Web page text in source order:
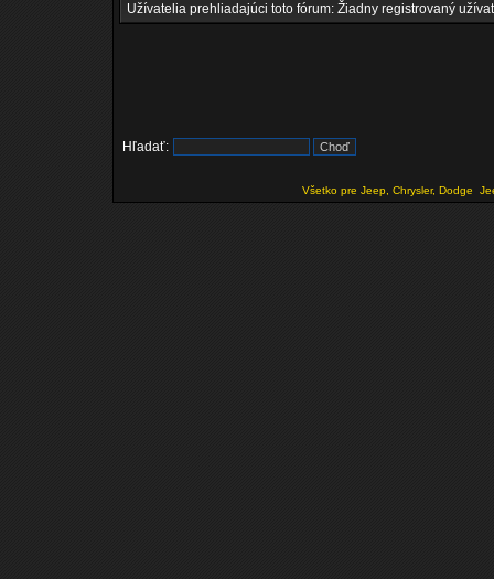
Užívatelia prehliadajúci toto fórum: Žiadny registrovaný
Hľadať:
Všetko pre Jeep, Chrysler, Dodge